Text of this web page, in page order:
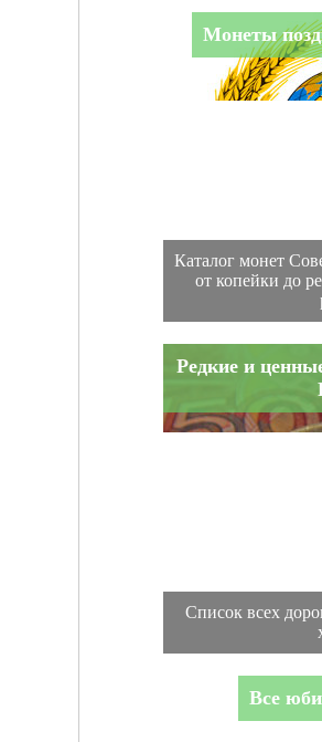
Монеты
Каталог монет
от копейки до
Редкие и
Список всех
Все